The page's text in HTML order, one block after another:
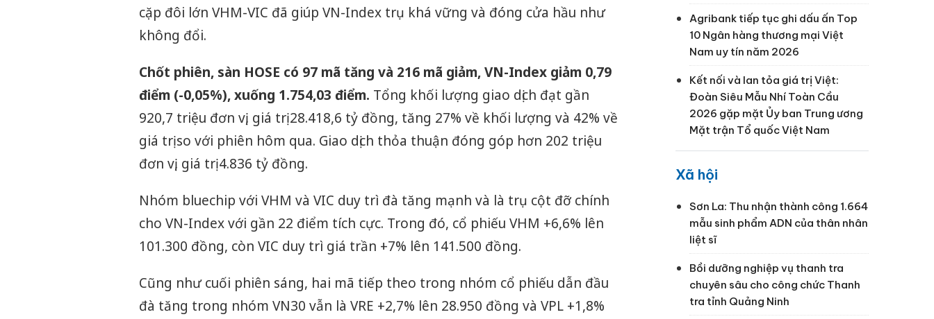
cặp đôi lớn VHM-VIC đã giúp VN-Index trụ khá vững và đóng cửa hầu như
không đổi.
Chốt phiên, sàn HOSE có 97 mã tăng và 216 mã giảm, VN-Index giảm 0,79
điểm (-0,05%), xuống 1.754,03 điểm. Tổng khối lượng giao dịch đạt gần
920,7 triệu đơn vị, giá trị 28.418,6 tỷ đồng, tăng 27% về khối lượng và 42% về
giá trị so với phiên hôm qua. Giao dịch thỏa thuận đóng góp hơn 202 triệu
đơn vị, giá trị 4.836 tỷ đồng.
Nhóm bluechip với VHM và VIC duy trì đà tăng mạnh và là trụ cột đỡ chính
cho VN-Index với gần 22 điểm tích cực. Trong đó, cổ phiếu VHM +6,6% lên
101.300 đồng, còn VIC duy trì giá trần +7% lên 141.500 đồng.
Cũng như cuối phiên sáng, hai mã tiếp theo trong nhóm cổ phiếu dẫn đầu
đà tăng trong nhóm VN30 vẫn là VRE +2,7% lên 28.950 đồng và VPL +1,8%
Agribank tiếp tục ghi dấu ấn Top
10 Ngân hàng thương mại Việt
Nam uy tín năm 2026
Kết nối và lan tỏa giá trị Việt:
Đoàn Siêu Mẫu Nhí Toàn Cầu
2026 gặp mặt Ủy ban Trung ương
Mặt trận Tổ quốc Việt Nam
Xã hội
Sơn La: Thu nhận thành công 1.664
mẫu sinh phẩm ADN của thân nhân
liệt sĩ
Bồi dưỡng nghiệp vụ thanh tra
chuyên sâu cho công chức Thanh
tra tỉnh Quảng Ninh